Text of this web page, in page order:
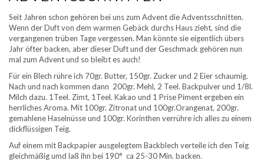
Seit Jahren schon gehören bei uns zum Advent die Adventsschnitten.
Wenn der Duft von dem warmen Gebäck durchs Haus zieht, sind die
vergangenen trüben Tage vergessen. Man könnte sie eigentlich übers
Jahr öfter backen, aber dieser Duft und der Geschmack gehören nun
mal zum Advent und so bleibt es auch!
Für ein Blech rühre ich 70gr. Butter, 150gr. Zucker und 2 Eier schaumig.
Nach und nach kommen dann 200gr. Mehl, 2 Teel. Backpulver und 1/8l.
Milch dazu. 1Teel. Zimt, 1Teel. Kakao und 1 Prise Piment ergeben ein
herrliches Aroma. Mit 100gr. Zitronat und 100gr.Orangenat, 200gr.
gemahlene Haselnüsse und 100gr. Korinthen verrühre ich alles zu einem
dickflüssigen Teig.
Auf einem mit Backpapier ausgelegtem Backblech verteile ich den Teig
gleichmäßig umd laß ihn bei 190° ca 25-30 Min. backen.